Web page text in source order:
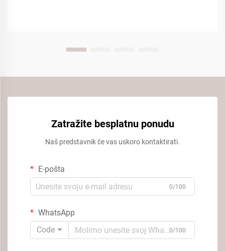
Zatražite besplatnu ponudu
Naš predstavnik će vas uskoro kontaktirati.
E-pošta
0/100
WhatsApp
Code
0/100